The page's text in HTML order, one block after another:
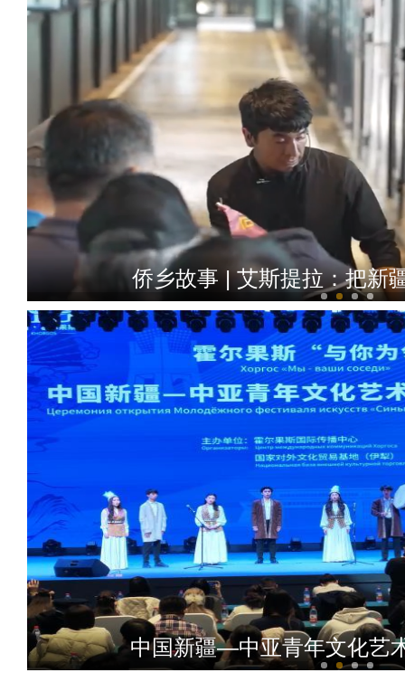
侨乡故事 | 艾斯提拉：把新
侨乡故事 | 当新疆遇见嘻哈
中国新疆—中亚青年文化艺